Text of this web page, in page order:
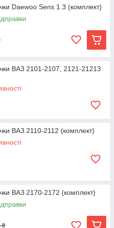
Daewoo Sens 1.3 (комплект)
ВАЗ 2101-2107, 2121-21213
ВАЗ 2110-2112 (комплект)
ВАЗ 2170-2172 (комплект)
₴